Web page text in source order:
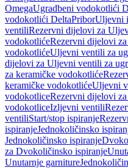
OmegaUgradbeni vodokotlići
vodokotlići DeltaPriborUljevni
ventiliRezervni dijelovi za
vodokotlićeRezervni dijelovi
vodokotlićeUljevni ventili za
dijelovi za Uljevni ventili za
za keramičke vodokotliće
keramičke vodokotlićeUljevni
vodokotliceRezervni dijelovi
vodokotliceIzljevni ventili
ventiliStart/stop ispiranje
ispiranjeJednokoličinsko
Jednokoličinsko ispiranje
za Dvokoličinsko ispiranje
Unutarnje garniture